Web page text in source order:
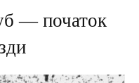
— початок